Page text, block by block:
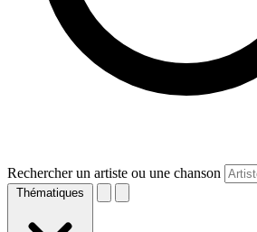
Rechercher un artiste ou une chanson
Thématiques